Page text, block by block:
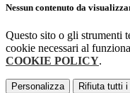
Nessun contenuto da
Questo sito o gli strumenti
cookie necessari al
COOKIE POLICY.
Personalizza Rifiuta tutti i